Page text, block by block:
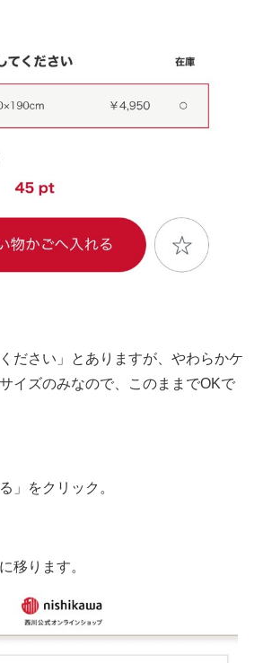
ださい」とありますが、やわらかケ
イズのみなので、このままでOKで
」をクリック。
移ります。